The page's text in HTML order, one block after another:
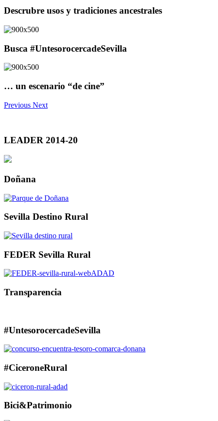
Descrubre usos y tradiciones ancestrales
Busca #UntesorocercadeSevilla
… un escenario “de cine”
Previous Next
LEADER 2014-20
Doñana
Sevilla Destino Rural
FEDER Sevilla Rural
Transparencia
#UntesorocercadeSevilla
#CiceroneRural
Bici&Patrimonio